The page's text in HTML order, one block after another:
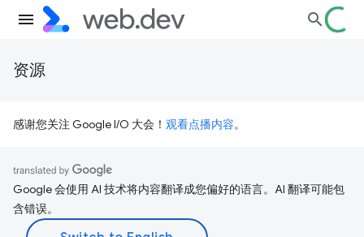
资源
感谢您关注 Google I/O 大会！ 观看点播内容。
Google 会使用 AI 技术将内容翻译成您偏好的语言。AI 翻译可能包
含错误。